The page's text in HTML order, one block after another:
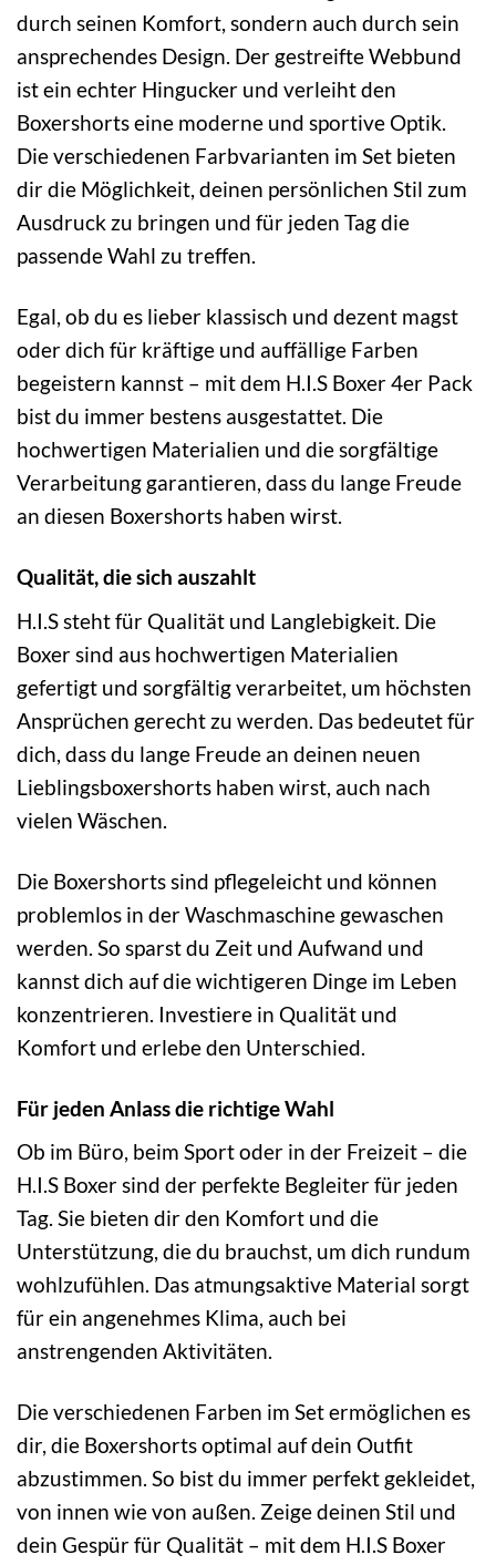
durch seinen Komfort, sondern auch durch sein
ansprechendes Design. Der gestreifte Webbund
ist ein echter Hingucker und verleiht den
Boxershorts eine moderne und sportive Optik.
Die verschiedenen Farbvarianten im Set bieten
dir die Möglichkeit, deinen persönlichen Stil zum
Ausdruck zu bringen und für jeden Tag die
passende Wahl zu treffen.
Egal, ob du es lieber klassisch und dezent magst
oder dich für kräftige und auffällige Farben
begeistern kannst – mit dem H.I.S Boxer 4er Pack
bist du immer bestens ausgestattet. Die
hochwertigen Materialien und die sorgfältige
Verarbeitung garantieren, dass du lange Freude
an diesen Boxershorts haben wirst.
Qualität, die sich auszahlt
H.I.S steht für Qualität und Langlebigkeit. Die
Boxer sind aus hochwertigen Materialien
gefertigt und sorgfältig verarbeitet, um höchsten
Ansprüchen gerecht zu werden. Das bedeutet für
dich, dass du lange Freude an deinen neuen
Lieblingsboxershorts haben wirst, auch nach
vielen Wäschen.
Die Boxershorts sind pflegeleicht und können
problemlos in der Waschmaschine gewaschen
werden. So sparst du Zeit und Aufwand und
kannst dich auf die wichtigeren Dinge im Leben
konzentrieren. Investiere in Qualität und
Komfort und erlebe den Unterschied.
Für jeden Anlass die richtige Wahl
Ob im Büro, beim Sport oder in der Freizeit – die
H.I.S Boxer sind der perfekte Begleiter für jeden
Tag. Sie bieten dir den Komfort und die
Unterstützung, die du brauchst, um dich rundum
wohlzufühlen. Das atmungsaktive Material sorgt
für ein angenehmes Klima, auch bei
anstrengenden Aktivitäten.
Die verschiedenen Farben im Set ermöglichen es
dir, die Boxershorts optimal auf dein Outfit
abzustimmen. So bist du immer perfekt gekleidet,
von innen wie von außen. Zeige deinen Stil und
dein Gespür für Qualität – mit dem H.I.S Boxer